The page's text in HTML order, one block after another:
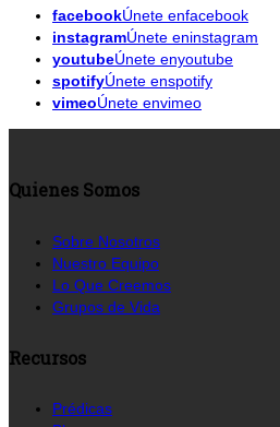
facebookÚnete enfacebook
instagramÚnete eninstagram
youtubeÚnete enyoutube
spotifyÚnete enspotify
vimeoÚnete envimeo
Quienes Somos
Sobre Nosotros
Nuestro Equipo
Lo Que Creemos
Grupos de Vida
Recursos
Prédicas